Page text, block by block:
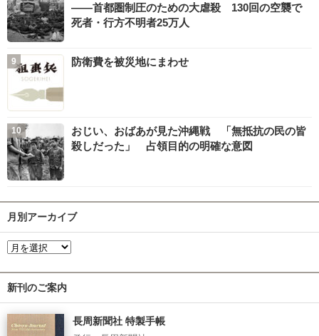
――首都圏制圧のための大虐殺 130回の空襲で
死者・行方不明者25万人
防衛費を被災地にまわせ
おじい、おばあが見た沖縄戦 「無抵抗の民の皆
殺しだった」 占領目的の明確な意図
月別アーカイブ
新刊のご案内
長周新聞社 特製手帳